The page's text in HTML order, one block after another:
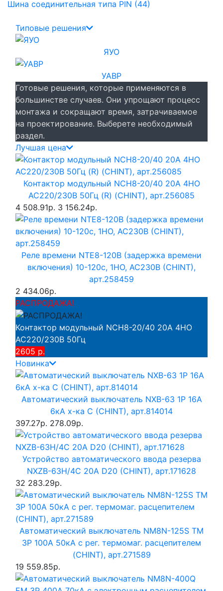
Шина соединительная типа PIN (44)
Типовые решения
ЯУО
УАВР
Готовые решения, которые применяются в
большинстве случаев. Они упрощают процесс
монтажа и сокращают время, затрачиваемое
на проектирование. Выберете необходимый
раздел.
Лучшая цена
Контактор модульный NCH8-20/40 20A 4НО
AC220/230В 50Гц (R) (CHINT), арт.256085
4 508.91р. 3 156.24р.
Реле времени NTE8-120B (задержка времени
включения) 10-120с, 1НО, AC230B (CHINT),
арт.258459
2 434.06р.
РАСПРОДАЖА!
Контактор модульный NCH8-20/40 20A 4НО
AC220/230В 50Гц
2605 р.
Новинка
Автоматический выключатель NXB-63 1P 16A
6кА х-ка C (CHINT), арт.814014
397.27р. 278.09р.
Устройство автоматического ввода резерва
NXZB-63H/4C 20A D20 (CHINT), арт.171628
32 283.29р.
Автоматический выключатель NM8N-125S TM
3P 100А 50кА с рег. термомаг. расцепителем
(CHINT), арт.271589
19 559.85р.